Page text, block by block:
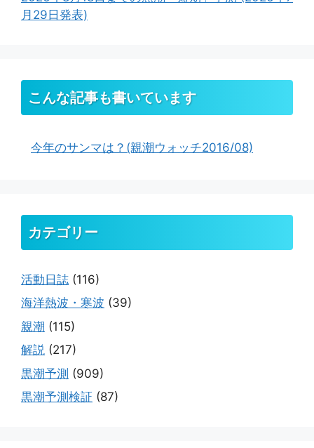
月29日発表)
こんな記事も書いています
今年のサンマは？(親潮ウォッチ2016/08)
カテゴリー
活動日誌 (116)
海洋熱波・寒波 (39)
親潮 (115)
解説 (217)
黒潮予測 (909)
黒潮予測検証 (87)